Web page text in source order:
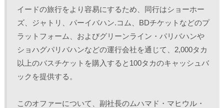
イードの旅行をより容易にするため、同行はショーホー
ズ、ジャトリ、パーイバハン.コム、BDチケットなどのプ
ラットフォーム、およびグリーンライン・パリバハンや
ショハグパリバハンなどの運行会社を通じて、2,000タカ
以上のバスチケットを購入すると100タカのキャッシュバ
ックを提供する。
このオファーについて、副社長のムハマド・マヒウル・